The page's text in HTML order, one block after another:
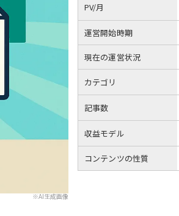
※AI生成画像
PV/月
運営開始時期
現在の運営状況
カテゴリ
記事数
収益モデル
コンテンツの性質